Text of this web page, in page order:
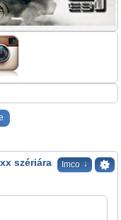
Imco ↓
szériára